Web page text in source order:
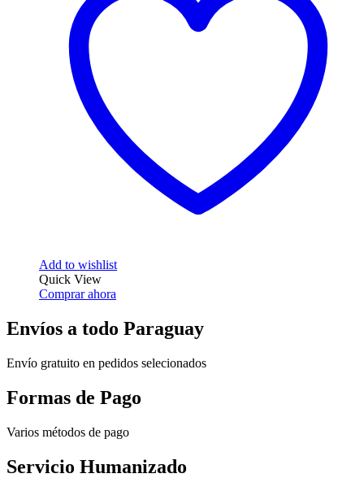
Add to wishlist
Quick View
Comprar ahora
Envíos a todo Paraguay
Envío gratuito en pedidos selecionados
Formas de Pago
Varios métodos de pago
Servicio Humanizado